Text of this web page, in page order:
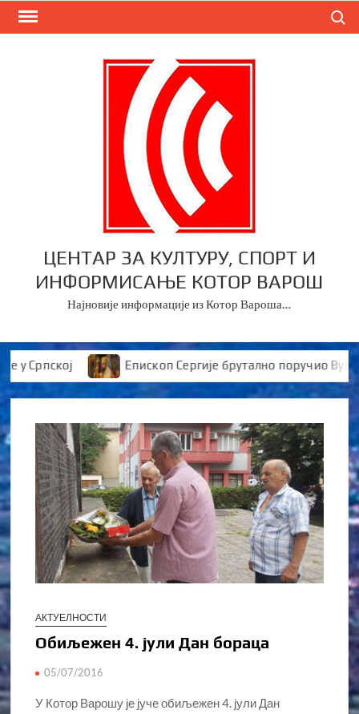
Skip
ЦЕНТАР ЗА КУЛТУРУ, СПОРТ И
ИНФОРМИСАЊЕ КОТОР ВАРОШ
Најновије информације из Котор Вароша…
Епископ Сергије брутално поручио
АКТУЕЛНОСТИ
Обиљежен 4. јули Дан бораца
05/07/2016
У Котор Варошу је јуче обиљежен 4. јули Дан